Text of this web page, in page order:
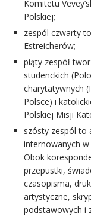
Komitetu
Polskiej;
zespól czwarty
Estreicherów;
piąty zespół
studenckich
charytatywnych
Polsce) i
Polskiej Misji
szósty zespól to
internowanych
Obok
przepustki,
czasopisma,
artystyczne,
podstawowych i